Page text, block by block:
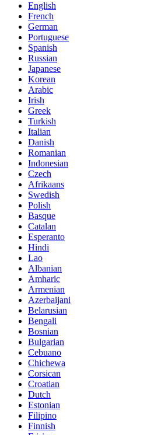
English
French
German
Portuguese
Spanish
Russian
Japanese
Korean
Arabic
Irish
Greek
Turkish
Italian
Danish
Romanian
Indonesian
Czech
Afrikaans
Swedish
Polish
Basque
Catalan
Esperanto
Hindi
Lao
Albanian
Amharic
Armenian
Azerbaijani
Belarusian
Bengali
Bosnian
Bulgarian
Cebuano
Chichewa
Corsican
Croatian
Dutch
Estonian
Filipino
Finnish